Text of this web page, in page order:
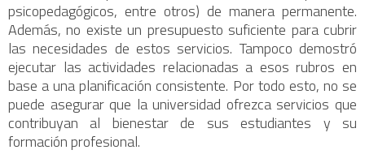
psicopedagógicos, entre otros) de manera permanente.
Además, no existe un presupuesto suficiente para cubrir
las necesidades de estos servicios. Tampoco demostró
ejecutar las actividades relacionadas a esos rubros en
base a una planificación consistente. Por todo esto, no se
puede asegurar que la universidad ofrezca servicios que
contribuyan al bienestar de sus estudiantes y su
formación profesional.